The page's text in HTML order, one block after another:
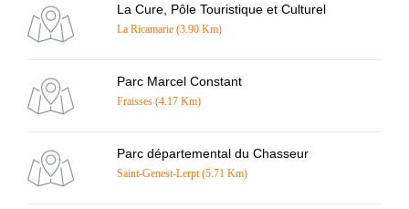
La Cure, Pôle Touristique et Culturel
La Ricamarie (3.90 Km)
Parc Marcel Constant
Fraisses (4.17 Km)
Parc départemental du Chasseur
Saint-Genest-Lerpt (5.71 Km)